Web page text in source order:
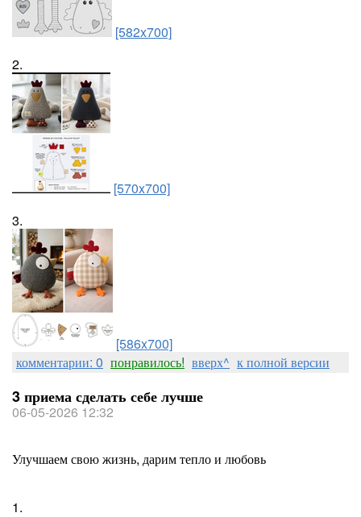
[582x700]
2.
[570x700]
3.
[586x700]
комментарии: 0 понравилось! вверх^ к полной версии
3 приема сделать себе лучше
06-05-2026 12:32
Улучшаем свою жизнь, дарим тепло и любовь
1.